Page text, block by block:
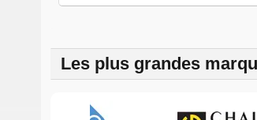
Les plus grandes